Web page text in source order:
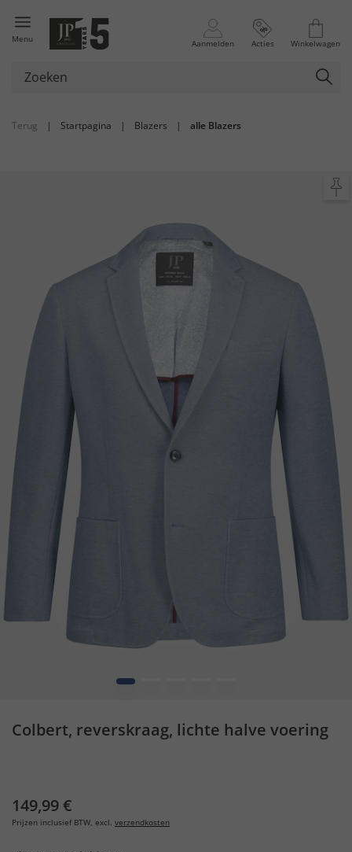
Menu Aanmelden Acties Winkelwagen
Terug | Startpagina | Blazers | alle Blazers
1
Colbert, reverskraag, lichte halve voering
149,99 €
Prijzen inclusief BTW, excl. verzendkosten